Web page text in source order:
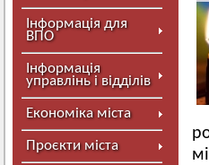
Інформація для
ВПО
Інформація
управлінь і відділів
Економіка міста
Проєкти міста